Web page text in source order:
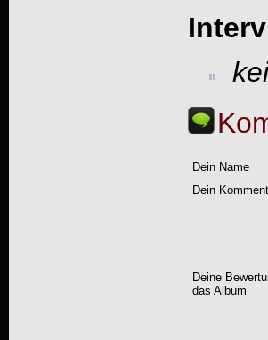
Dein Name
Dein
Deine
das Album